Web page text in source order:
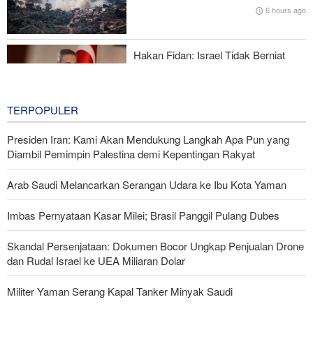
Mengapa AS Nyaris Kehabisan Senjata dalam perang melawan
Iran?
6 hours ago
Hakan Fidan: Israel Tidak Berniat
TERPOPULER
Presiden Iran: Kami Akan Mendukung Langkah Apa Pun yang
Diambil Pemimpin Palestina demi Kepentingan Rakyat
Arab Saudi Melancarkan Serangan Udara ke Ibu Kota Yaman
Imbas Pernyataan Kasar Milei; Brasil Panggil Pulang Dubes
Skandal Persenjataan: Dokumen Bocor Ungkap Penjualan Drone
dan Rudal Israel ke UEA Miliaran Dolar
Militer Yaman Serang Kapal Tanker Minyak Saudi